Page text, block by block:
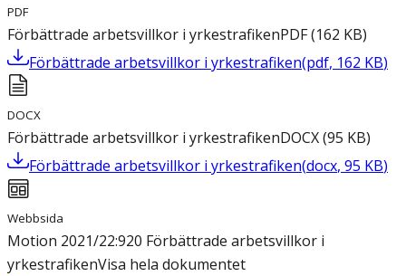
PDF
Förbättrade arbetsvillkor i yrkestrafikenPDF(162 KB)
Förbättrade arbetsvillkor i yrkestrafiken(pdf, 162 KB)
DOCX
Förbättrade arbetsvillkor i yrkestrafikenDOCX(95 KB)
Förbättrade arbetsvillkor i yrkestrafiken(docx, 95 KB)
Webbsida
Motion 2021/22:920 Förbättrade arbetsvillkor i
yrkestrafikenVisa hela dokumentet